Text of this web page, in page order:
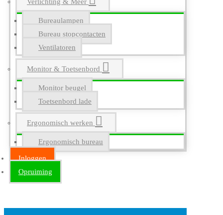
Bureaulampen
Bureau stopcontacten
Ventilatoren
Monitor & Toetsenbord
Monitor beugel
Toetsenbord lade
Ergonomisch werken
Ergonomisch bureau
Inloggen
Opruiming